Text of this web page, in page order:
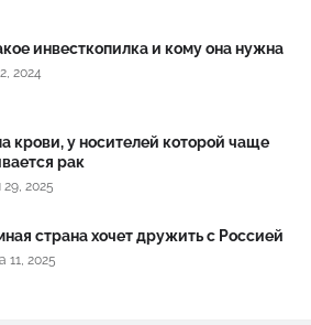
инвесткопилка и кому она нужна
2024
крови, у носителей которой чаще
рак
29, 2025
страна хочет дружить с Россией
11, 2025